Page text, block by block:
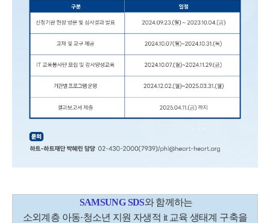
SAMSUNG SDS와 함께하는
소외계층 아동·청소년 지원 자생적 it 교육 생태계 구축을